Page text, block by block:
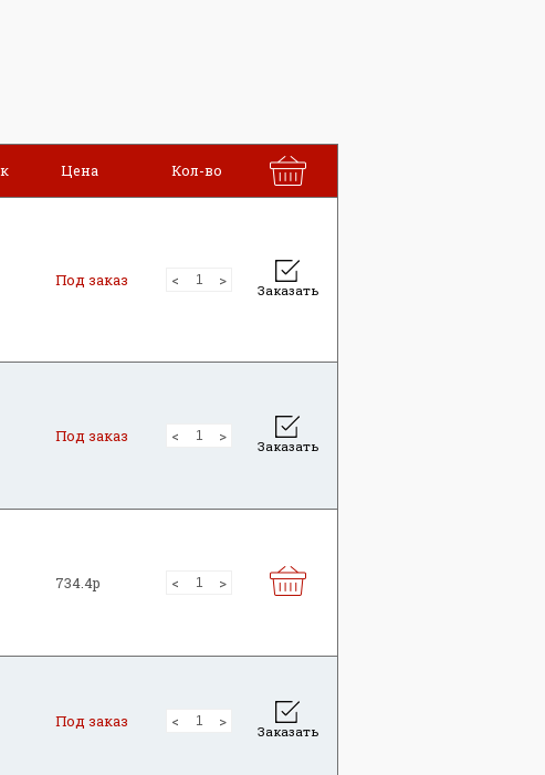
Цена Кол-во
Под заказ
Заказать
Под заказ
Заказать
734.4р
Под заказ
Заказать